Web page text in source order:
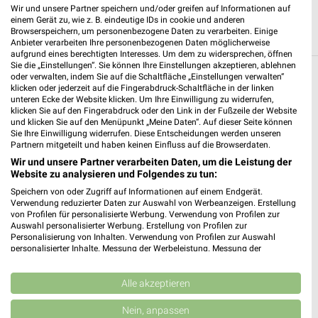
Heute 08:00 - 20:00 Uhr | Geöffnet
521,03 km
Drogerie & Parfümerie Angebote und
Prospekte für Bischofswiesen
6 Prospekte
Müller Müller
Wir und unsere Partner speichern und/oder greifen auf Informationen auf
einem Gerät zu, wie z. B. eindeutige IDs in cookie und anderen
Browserspeichern, um personenbezogene Daten zu verarbeiten. Einige
Anbieter verarbeiten Ihre personenbezogenen Daten möglicherweise
aufgrund eines berechtigten Interesses. Um dem zu widersprechen, öffnen
Sie die „Einstellungen“. Sie können Ihre Einstellungen akzeptieren, ablehnen
oder verwalten, indem Sie auf die Schaltfläche „Einstellungen verwalten“
klicken oder jederzeit auf die Fingerabdruck-Schaltfläche in der linken
unteren Ecke der Website klicken. Um Ihre Einwilligung zu widerrufen,
klicken Sie auf den Fingerabdruck oder den Link in der Fußzeile der Website
und klicken Sie auf den Menüpunkt „Meine Daten“. Auf dieser Seite können
Sie Ihre Einwilligung widerrufen. Diese Entscheidungen werden unseren
Partnern mitgeteilt und haben keinen Einfluss auf die Browserdaten.
Wir und unsere Partner verarbeiten Daten, um die Leistung der
Website zu analysieren und Folgendes zu tun:
Speichern von oder Zugriff auf Informationen auf einem Endgerät.
Verwendung reduzierter Daten zur Auswahl von Werbeanzeigen. Erstellung
von Profilen für personalisierte Werbung. Verwendung von Profilen zur
Auswahl personalisierter Werbung. Erstellung von Profilen zur
Personalisierung von Inhalten. Verwendung von Profilen zur Auswahl
personalisierter Inhalte. Messung der Werbeleistung. Messung der
Kombinationen von Daten aus verschiedenen Quellen. Entwicklung und
Verbesserung der Angebote. Verwendung reduzierter Daten zur Auswahl
von Inhalten.
Daten können außerhalb der Europäischen Union weitergegeben und in die
Alle akzeptieren
Nein, anpassen